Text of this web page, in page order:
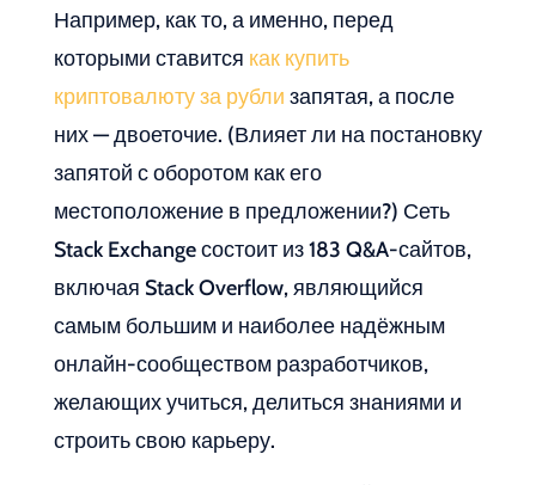
Например, как то, а именно, перед
которыми ставится как купить
криптовалюту за рубли запятая, а после
них — двоеточие. (Влияет ли на постановку
запятой с оборотом как его
местоположение в предложении?) Сеть
Stack Exchange состоит из 183 Q&A-сайтов,
включая Stack Overflow, являющийся
самым большим и наиболее надёжным
онлайн-сообществом разработчиков,
желающих учиться, делиться знаниями и
строить свою карьеру.